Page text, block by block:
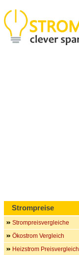
Strompreise
Strompreisvergleiche
Ökostrom Vergleich
Heizstrom Preisvergleich